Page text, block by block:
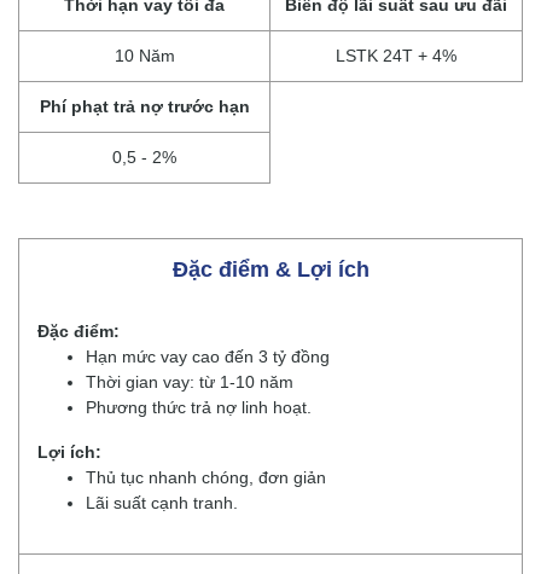
Thời hạn vay tối đa
10 Năm
Biên độ lãi suất sau ưu đãi
LSTK 24T + 4%
Phí phạt trả nợ trước hạn
0,5 - 2%
Đặc điểm & Lợi ích
Đặc điểm:
Hạn mức vay cao đến 3 tỷ đồng
Thời gian vay: từ 1-10 năm
Phương thức trả nợ linh hoạt.
Lợi ích:
Thủ tục nhanh chóng, đơn giản
Lãi suất cạnh tranh.